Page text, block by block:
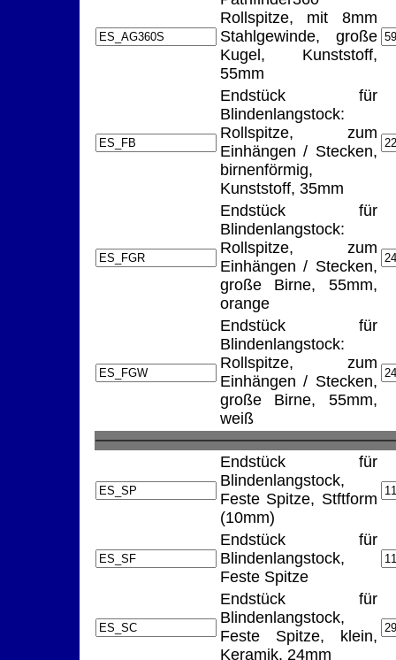
Rollspitze, mit 8mm
Stahlgewinde, große
Kugel, Kunststoff,
55mm
Endstück für
Blindenlangstock:
Rollspitze, zum
Einhängen / Stecken,
birnenförmig,
Kunststoff, 35mm
Endstück für
Blindenlangstock:
Rollspitze, zum
Einhängen / Stecken,
große Birne, 55mm,
orange
Endstück für
Blindenlangstock:
Rollspitze, zum
Einhängen / Stecken,
große Birne, 55mm,
weiß
Endstück für
Blindenlangstock,
Feste Spitze, Stftform
(10mm)
Endstück für
Blindenlangstock,
Feste Spitze
Endstück für
Blindenlangstock,
Feste Spitze, klein,
Keramik, 24mm